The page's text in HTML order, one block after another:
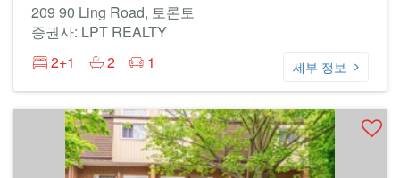
209 90 Ling Road, 토론토
증권사: LPT REALTY
2+1
2 1 세부 정보